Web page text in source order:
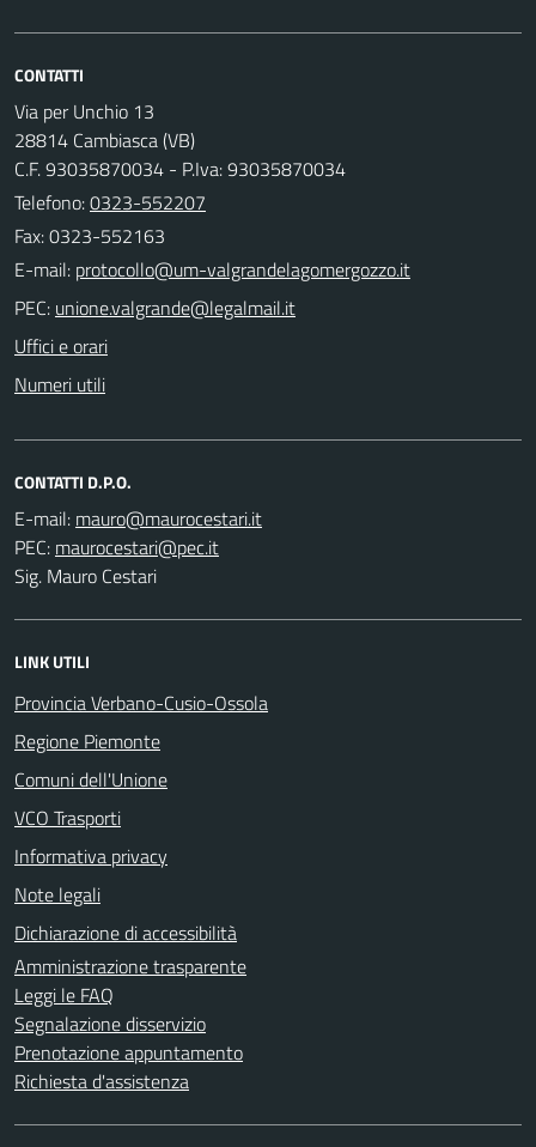
CONTATTI
Via per Unchio 13
28814 Cambiasca (VB)
C.F. 93035870034 - P.Iva: 93035870034
Telefono:0323-552207
Fax: 0323-552163
E-mail:
PEC:
Uffici e orari
Numeri utili
CONTATTI D.P.O.
E-mail:
PEC:
Sig. Mauro Cestari
LINK UTILI
Provincia Verbano-Cusio-Ossola
Regione Piemonte
Comuni dell'Unione
VCO Trasporti
Informativa privacy
Note legali
Dichiarazione di accessibilità
Amministrazione trasparente
Leggi le FAQ
Segnalazione disservizio
Prenotazione appuntamento
Richiesta d'assistenza